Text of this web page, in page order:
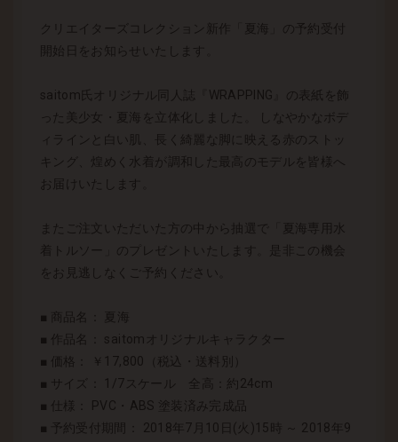
クリエイターズコレクション新作「夏海」の予約受付
開始日をお知らせいたします。
saitom氏オリジナル同人誌『WRAPPING』の表紙を飾
った美少女・夏海を立体化しました。 しなやかなボデ
ィラインと白い肌、長く綺麗な脚に映える赤のストッ
キング、煌めく水着が調和した最高のモデルを皆様へ
お届けいたします。
またご注文いただいた方の中から抽選で「夏海専用水
着トルソー」のプレゼントいたします。是非この機会
をお見逃しなくご予約ください。
■ 商品名： 夏海
■ 作品名： saitomオリジナルキャラクター
■ 価格： ￥17,800（税込・送料別）
■ サイズ： 1/7スケール 全高：約24cm
■ 仕様： PVC・ABS 塗装済み完成品
■ 予約受付期間： 2018年7月10日(火)15時 ～ 2018年9